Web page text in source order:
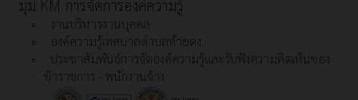
มุม KM การจัดการองค์ความรู้
งานบริหารงานบุคคล
องค์ความรู้เทศบาลตำบลท้ายดง
ประชาสัมพันธ์การจัดองค์ความรู้และรับฟังความคิดเห็นของ
ข้าราชการ - พนักงานจ้าง